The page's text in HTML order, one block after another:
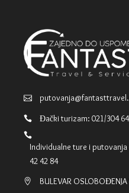
Đački turizam: 021/304
Individualne ture i putovanja
42 42 84
BULEVAR